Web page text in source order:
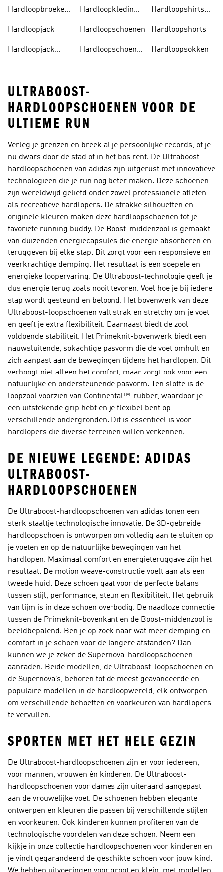
Hardloopbroeken
Hardloopjack
Hardloopjack
Hardloopkleding
Hardloopschoenen
Hardloopschoenen
Hardloopshirts
Hardloopshorts
Hardloopsokken
ULTRABOOST-
HARDLOOPSCHOENEN VOOR DE
ULTIEME RUN
Verleg je grenzen en breek al je persoonlijke records, of je
nu dwars door de stad of in het bos rent. De Ultraboost-
hardloopschoenen van adidas zijn uitgerust met innovatieve
technologieën die je run nog beter maken. Deze schoenen
zijn wereldwijd geliefd onder zowel professionele atleten
als recreatieve hardlopers. De strakke silhouetten en
originele kleuren maken deze hardloopschoenen tot je
favoriete running buddy. De Boost-middenzool is gemaakt
van duizenden energiecapsules die energie absorberen en
teruggeven bij elke stap. Dit zorgt voor een responsieve en
veerkrachtige demping. Het resultaat is een soepele en
energieke loopervaring. De Ultraboost-technologie geeft je
dus energie terug zoals nooit tevoren. Voel hoe je bij iedere
stap wordt gesteund en beloond. Het bovenwerk van deze
Ultraboost-loopschoenen valt strak en stretchy om je voet
en geeft je extra flexibiliteit. Daarnaast biedt de zool
voldoende stabiliteit. Het Primeknit-bovenwerk biedt een
nauwsluitende, sokachtige pasvorm die de voet omhult en
zich aanpast aan de bewegingen tijdens het hardlopen. Dit
verhoogt niet alleen het comfort, maar zorgt ook voor een
natuurlijke en ondersteunende pasvorm. Ten slotte is de
loopzool voorzien van Continental™-rubber, waardoor je
een uitstekende grip hebt en je flexibel bent op
verschillende ondergronden. Dit is essentieel is voor
hardlopers die diverse terreinen willen verkennen.
DE NIEUWE LEGENDE: ADIDAS
ULTRABOOST-
HARDLOOPSCHOENEN
De Ultraboost-hardloopschoenen van adidas tonen een
sterk staaltje technologische innovatie. De 3D-gebreide
hardloopschoen is ontworpen om volledig aan te sluiten op
je voeten en op de natuurlijke bewegingen van het
hardlopen. Maximaal comfort en energieteruggave zijn het
resultaat. De motion weave-constructie voelt aan als een
tweede huid. Deze schoen gaat voor de perfecte balans
tussen stijl, performance, steun en flexibiliteit. Het gebruik
van lijm is in deze schoen overbodig. De naadloze connectie
tussen de Primeknit-bovenkant en de Boost-middenzool is
beeldbepalend. Ben je op zoek naar wat meer demping en
comfort in je schoen voor de langere afstanden? Dan
kunnen we je zeker de Supernova-hardloopschoenen
aanraden. Beide modellen, de Ultraboost-loopschoenen en
de Supernova’s, behoren tot de meest geavanceerde en
populaire modellen in de hardloopwereld, elk ontworpen
om verschillende behoeften en voorkeuren van hardlopers
te vervullen.
SPORTEN MET HET HELE GEZIN
De Ultraboost-hardloopschoenen zijn er voor iedereen,
voor mannen, vrouwen én kinderen. De Ultraboost-
hardloopschoenen voor dames zijn uiteraard aangepast
aan de vrouwelijke voet. De schoenen hebben elegante
ontwerpen en kleuren die passen bij verschillende stijlen
en voorkeuren. Ook kinderen kunnen profiteren van de
technologische voordelen van deze schoen. Neem een
kijkje in onze collectie hardloopschoenen voor kinderen en
je vindt gegarandeerd de geschikte schoen voor jouw kind.